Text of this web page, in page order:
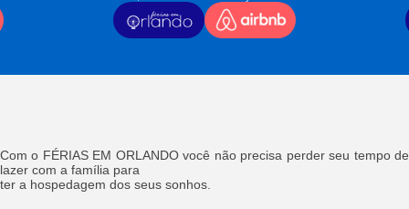
Com o FÉRIAS EM ORLANDO você não precisa perder seu tempo de
lazer com a família para
ter a hospedagem dos seus sonhos.